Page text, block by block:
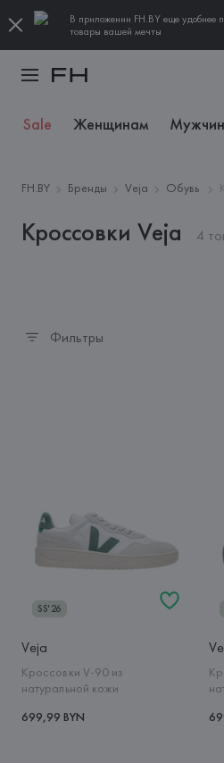
В приложении FH.BY еще удобнее
товары вашей мечты
Sale Женщинам
FH.BY Бренды Veja Обувь
Кроссовки Veja 4
Фильтры
SS'26
Veja
Кроссовки V-90 из
натуральной кожи
699,99 BYN